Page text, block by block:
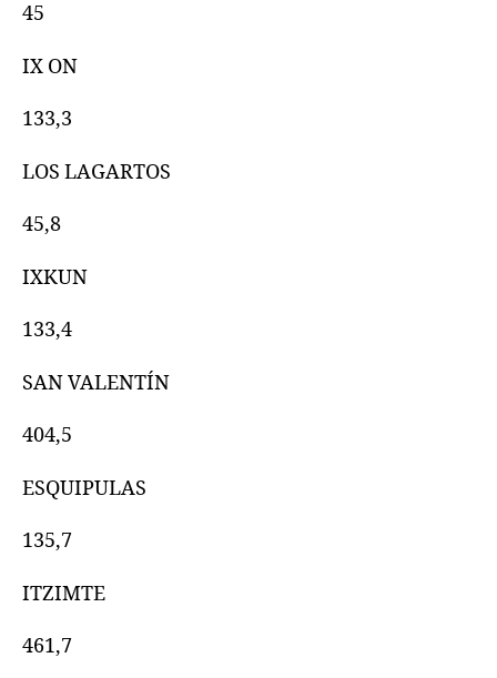
45
IX ON
133,3
LOS LAGARTOS
45,8
IXKUN
133,4
SAN VALENTÍN
404,5
ESQUIPULAS
135,7
ITZIMTE
461,7